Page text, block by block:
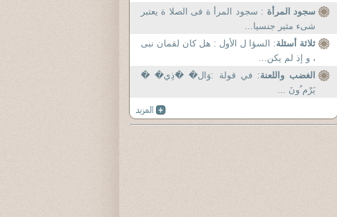
سجود المرأة : سجود المرأ ة فى الصلا ة يعتبر
شىء مثير جنسيا...
ثلاثة أسئلة: السؤا ل الأول : هل كان لقمان نبى
، و إذ لم يكن...
الغضب واللعنة: في قولة :وَال� �َذِي� �َ
يَرْم ُونَ ...